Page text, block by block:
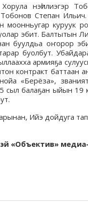
нэһилиэгэр
Степан Ильич.
моонньугар куруук
эбит. Балтытын
буулдьа оҥорор
буолбут.
армияҕа
контракт баттаан
«Берёза»,
балаҕан ыйын 19
Ийэ дойдуга
«Объектив»